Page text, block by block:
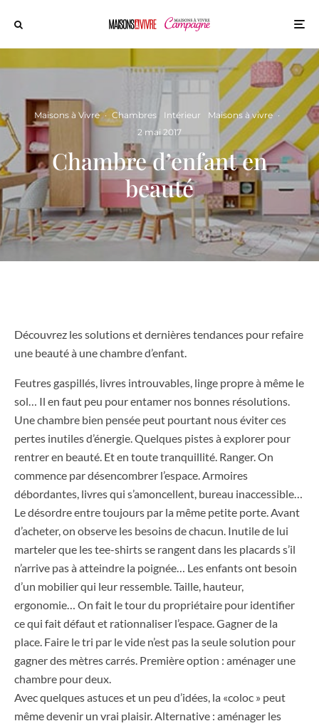
Maisons à Vivre · Chambres Intérieur Maisons à vivre ·
2 mai 2017
Chambre d’enfant en
beauté
Découvrez les solutions et dernières tendances pour refaire
une beauté à une chambre d’enfant.
Feutres gaspillés, livres introuvables, linge propre à même le
sol… Il en faut peu pour entamer nos bonnes résolutions.
Une chambre bien pensée peut pourtant nous éviter ces
pertes inutiles d’énergie. Quelques pistes à explorer pour
rentrer en beauté. Et en toute tranquillité. Ranger. On
commence par désencombrer l’espace. Armoires
débordantes, livres qui s’amoncellent, bureau inaccessible…
Le désordre entre toujours par la même petite porte. Avant
d’acheter, on observe les besoins de chacun. Inutile de lui
marteler que les tee-shirts se rangent dans les placards s’il
n’arrive pas à atteindre la poignée… Les enfants ont besoin
d’un mobilier qui leur ressemble. Taille, hauteur,
ergonomie… On fait le tour du propriétaire pour identifier
ce qui fait défaut et rationnaliser l’espace. Gagner de la
place. Faire le tri par le vide n’est pas la seule solution pour
gagner des mètres carrés. Première option : aménager une
chambre pour deux.
Avec quelques astuces et un peu d’idées, la «coloc » peut
même devenir un vrai plaisir. Alternative : aménager les